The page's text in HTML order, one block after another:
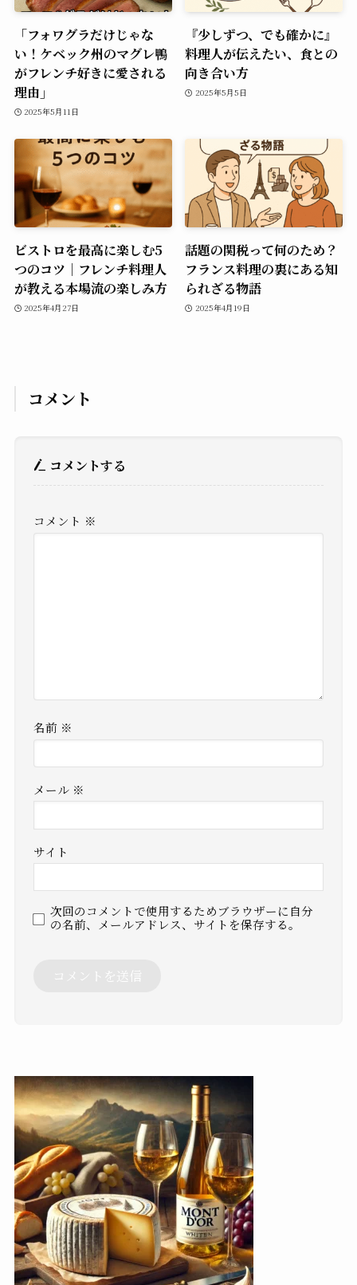
「フォワグラだけじゃな
い！ケベック州のマグレ鴨
がフレンチ好きに愛される
理由」
2025年5月11日
『少しずつ、でも確かに』
料理人が伝えたい、食との
向き合い方
2025年5月5日
ビストロを最高に楽しむ5
つのコツ｜フレンチ料理人
が教える本場流の楽しみ方
2025年4月27日
話題の関税って何のため？
フランス料理の裏にある知
られざる物語
2025年4月19日
コメント
コメントする
コメント ※
名前 ※
メール ※
サイト
次回のコメントで使用するためブラウザーに自分
の名前、メールアドレス、サイトを保存する。